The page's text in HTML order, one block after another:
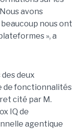
avons
nous ont
», a
deux
de fonctionnalités
cité par M.
IQ de
agentique